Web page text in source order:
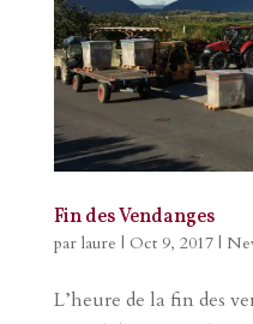
Fin des Vendanges
par laure | Oct 9, 2017|
L’heure de la fin des